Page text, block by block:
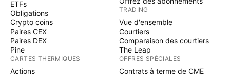
ETFs
Obligations
Crypto coins
Paires CEX
Paires DEX
Pine
CARTES THERMIQUES
Actions
TRADING
Vue d'ensemble
Courtiers
Comparaison des courtiers
The Leap
OFFRES SPÉCIALES
Contrats à terme de CME